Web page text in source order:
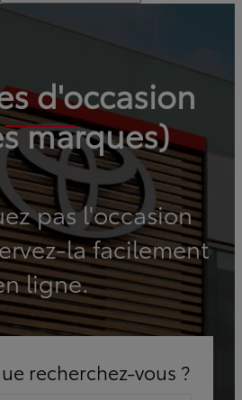
d'occasion
marques)
pas l'occasion
la facilement
ligne.
recherchez-vous ?